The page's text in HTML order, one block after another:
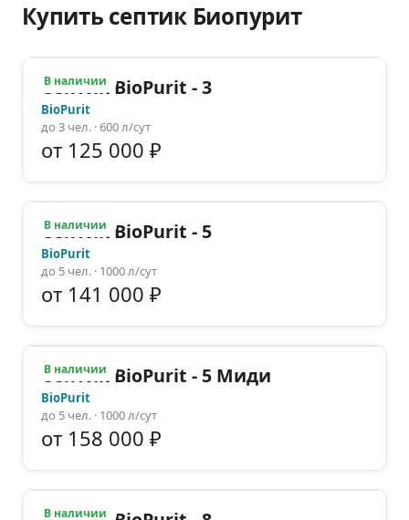
Купить септик Биопурит
В наличии
Септик BioPurit - 3
BioPurit
до 3 чел. · 600 л/сут
от 125 000 ₽
В наличии
Септик BioPurit - 5
BioPurit
до 5 чел. · 1000 л/сут
от 141 000 ₽
В наличии
Септик BioPurit - 5 Миди
BioPurit
до 5 чел. · 1000 л/сут
от 158 000 ₽
В наличии